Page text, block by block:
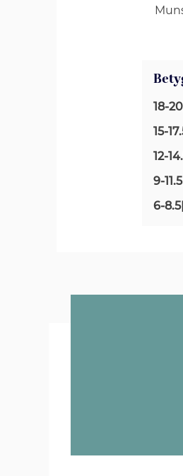
18-20
15-
12-
9-11.5
6-8.5|